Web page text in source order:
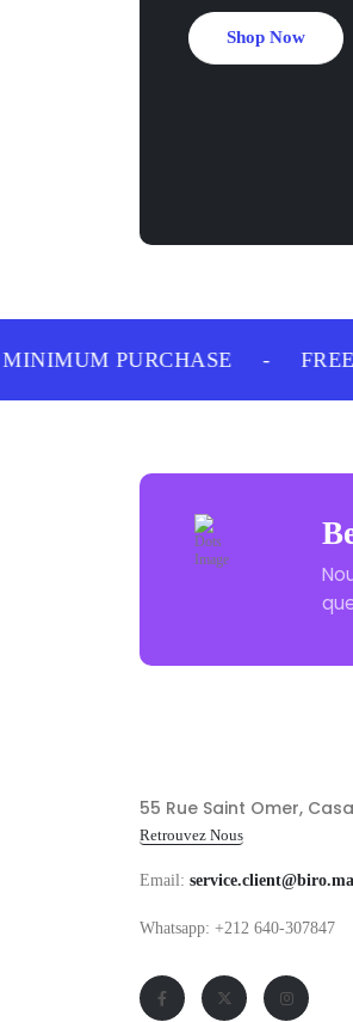
Shop Now
PURCHASE FREE
55 Rue Saint Omer,
Retrouvez Nous
Email: service.client@biro.ma
Whatsapp: +212 640-307847